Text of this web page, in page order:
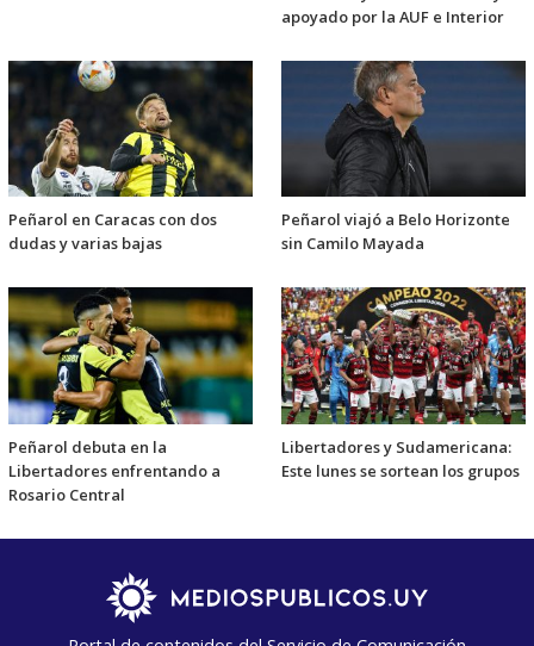
apoyado por la AUF e Interior
Peñarol en Caracas con dos
dudas y varias bajas
Peñarol viajó a Belo Horizonte
sin Camilo Mayada
Peñarol debuta en la
Libertadores enfrentando a
Rosario Central
Libertadores y Sudamericana:
Este lunes se sortean los grupos